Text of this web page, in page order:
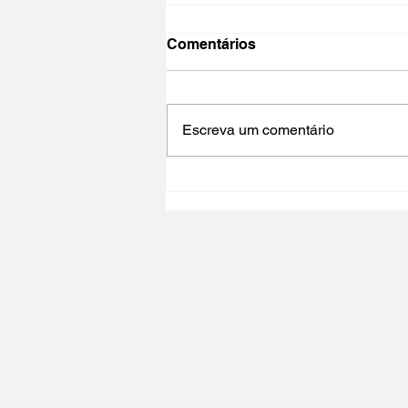
Comentários
Escreva um comentário